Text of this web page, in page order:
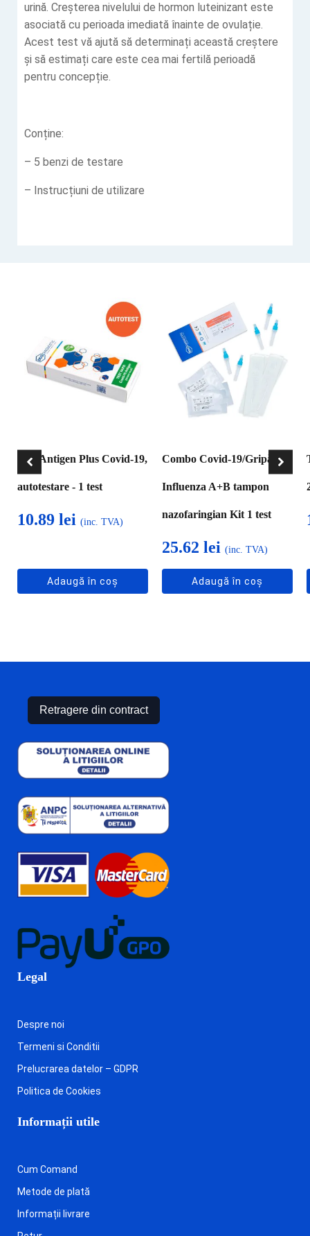
urină. Creșterea nivelului de hormon luteinizant este
asociată cu perioada imediată înainte de ovulație.
Acest test vă ajută să determinați această creștere
și să estimați care este cea mai fertilă perioadă
pentru concepție.
Conține:
– 5 benzi de testare
– Instrucțiuni de utilizare
Test Antigen Plus Covid-19,
autotestare - 1 test
10.89 lei (inc. TVA)
Adaugă în coș
Combo Covid-19/Gripă
Influenza A+B tampon
nazofaringian Kit 1 test
25.62 lei (inc. TVA)
Adaugă în coș
Retragere din contract
Legal
Despre noi
Termeni si Conditii
Prelucrarea datelor – GDPR
Politica de Cookies
Informații utile
Cum Comand
Metode de plată
Informații livrare